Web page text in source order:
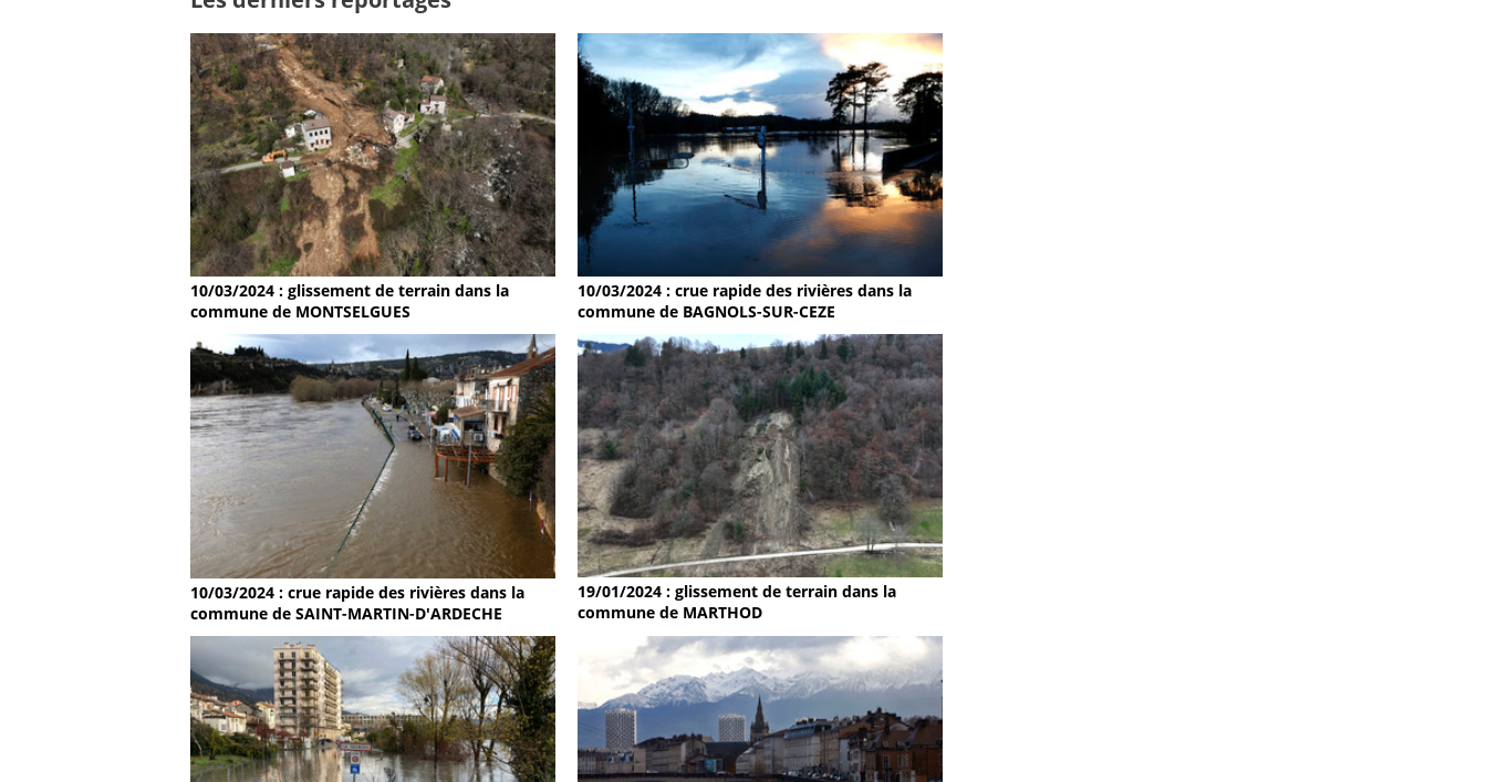
10/03/2024 : glissement de terrain dans la
commune de MONTSELGUES
10/03/2024 : crue rapide des rivières dans la
commune de BAGNOLS-SUR-CEZE
10/03/2024 : crue rapide des rivières dans la
commune de SAINT-MARTIN-D'ARDECHE
19/01/2024 : glissement de terrain dans la
commune de MARTHOD